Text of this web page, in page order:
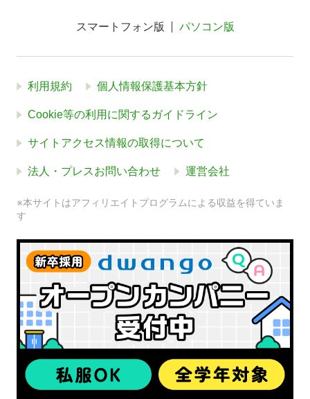
スマートフォン版 パソコン版
利用規約 個人情報保護基本方針
Cookie等の利用に関するガイドライン
サイトアクセス情報の取得について
法人・プレスお問い合わせ 運営会社
※本サイトはアフィリエイトプログラムによる収益を得ていま
す